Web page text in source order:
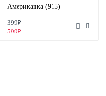
Американка (915)
399₽
599₽